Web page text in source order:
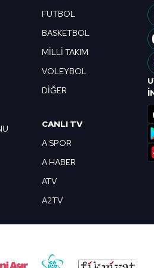
FUTBOL
BASKETBOL
MİLLİ TAKIM
VOLEYBOL
DİĞER
CANLI TV
A SPOR
A HABER
ATV
A2TV